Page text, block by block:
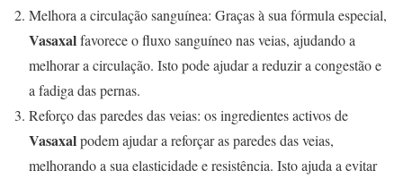
Melhora a circulação sanguínea: Graças à sua fórmula especial,
Vasaxalfavorece o fluxo sanguíneo nas veias, ajudando a
melhorar a circulação. Isto pode ajudar a reduzir a congestão e
a fadiga das pernas.
Reforço das paredes das veias: os ingredientes activos de
Vasaxalpodem ajudar a reforçar as paredes das veias,
melhorando a sua elasticidade e resistência. Isto ajuda a evitar